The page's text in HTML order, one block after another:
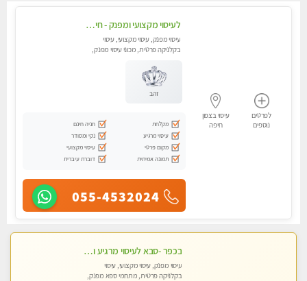
לפרטים
נוספים
עיסוי בצפון
חיפה
לעיסוי מקצועי ומפנק - חיפה באווירה נעימה ושקטה - טל - 054-4840029
עיסוי מפנק, עיסוי מקצועי, עיסוי
בקלניקה פרטית, מכוני עיסוי מפנק,
זהב
מקלחת
חניה חינם
עיסוי מרגיע
נקי ומסודר
מקום פרטי
עיסוי מקצועי
תמונה אמיתית
דוברת עיברית
055-4532024
בכפר -סבא לעיסוי מרגיע ומפנק VIP-מומלץ לחלוטין! פרטי! ​​​​​​
עיסוי מפנק, עיסוי מקצועי, עיסוי
בקלניקה פרטית, מתחמי ספא מפנק,